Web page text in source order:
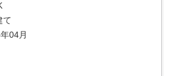
て
04月